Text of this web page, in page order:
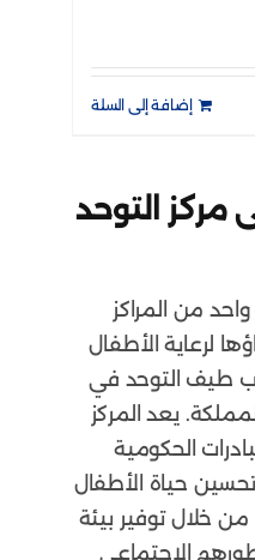
إضافة إلى السلة
مركز التوحد
من المراكز
لرعاية الأطفال
طيف التوحد في
يعد المركز
الحكومية
حياة الأطفال
من خلال توفير بيئة
الاجتماعي